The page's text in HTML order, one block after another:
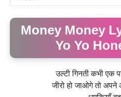
Money Money
Yo Yo
उल्टी गिनती कभी एक
जीरो हो जाओगे तो अपने